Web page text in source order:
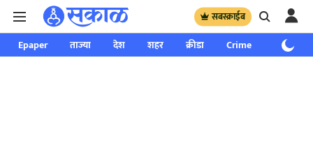
सबस्क्राईब
Epaper ताज्या देश शहर क्रीडा Crime साप्ताहिक